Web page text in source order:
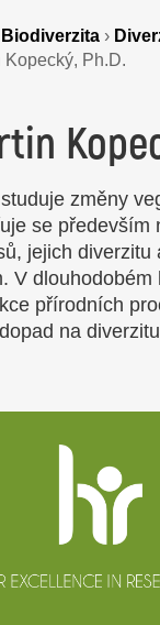
Biodiverzita ›
Kopecký, Ph.D.
změny
se především
jejich diverzitu
V dlouhodobém
přírodních
na